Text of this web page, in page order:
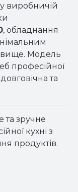
у виробничій
, обладнання
Модель
професійної
та
та зручне
кухні з
продуктів.